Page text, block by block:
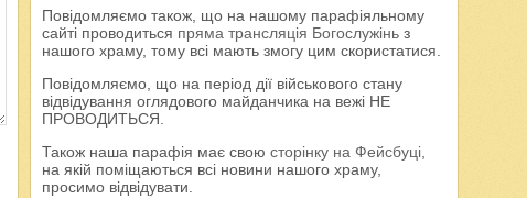
Повідомляємо також, що на нашому парафіяльному
сайті проводиться пряма трансляція Богослужіньз
нашого храму, тому всі мають змогу цим скористатися.
Повідомляємо, що на період дії військового стану
відвідування оглядового майданчика на вежі НЕ
ПРОВОДИТЬСЯ.
Також наша парафія має свою сторінку на Фейсбуці,
на якій поміщаються всі новини нашого храму,
просимо відвідувати.